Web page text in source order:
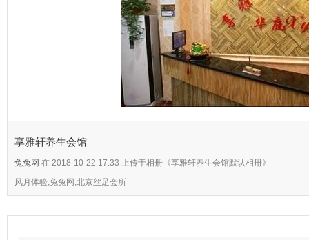
享雅轩养生会馆
兔兔网 在 2018-10-22 17:33 上传于相册《享雅轩养生会馆默认相册》
风月体验,兔兔网,北京丝足会所